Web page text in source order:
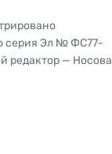
серия Эл № ФС77-
редактор — Носова